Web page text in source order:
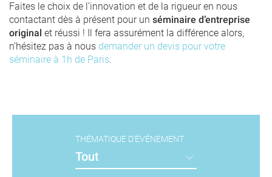
Faites le choix de l’innovation et de la rigueur en nous
contactant dès à présent pour un séminaire d’entreprise
original et réussi ! Il fera assurément la différence alors,
n’hésitez pas à nous demander un devis pour votre
séminaire à 1h de Paris.
THÉMATIQUE D'ÉVÉNEMENT
Tout